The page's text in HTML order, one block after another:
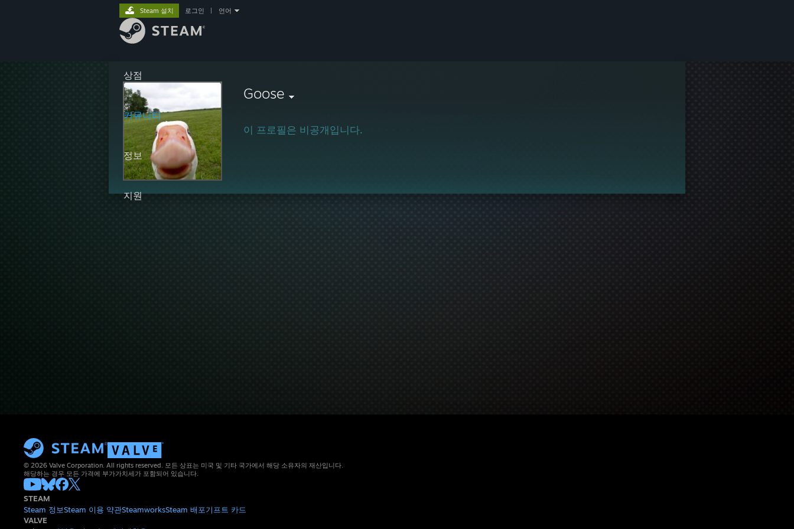
상점
커뮤니티
정보
지원
Steam 설치 로그인 언어
Goose
이 프로필은 비공개입니다.
© 2026 Valve Corporation. All rights reserved. 모든 상표는 미국 및 기타 국가에서 해당 소유자의 재산입니다.
해당하는 경우 모든 가격에 부가가치세가 포함되어 있습니다.
STEAM
Steam 정보Steam 이용 약관SteamworksSteam 배포기프트 카드
VALVE